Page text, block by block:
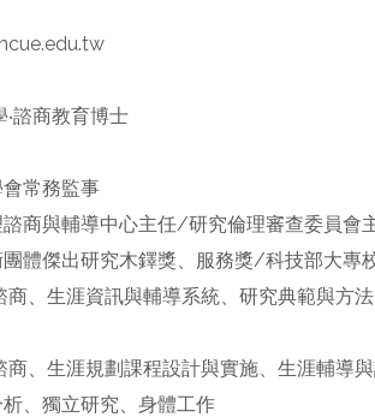
諮商教育博士
常務監事
商與輔導中心主任/研究倫理審查委員
體傑出研究木鐸獎、服務獎/科技部大專
商、生涯資訊與輔導系統、研究典範與方
商、生涯規劃課程設計與實施、生涯輔導
、獨立研究、身體工作